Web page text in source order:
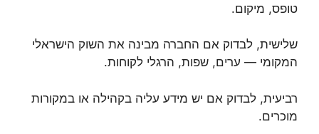
טופס, מיקום.
שלישית, לבדוק אם החברה מבינה את השוק הישראלי
המקומי — ערים, שפות, הרגלי לקוחות.
רביעית, לבדוק אם יש מידע עליה בקהילה או במקורות
מוכרים.